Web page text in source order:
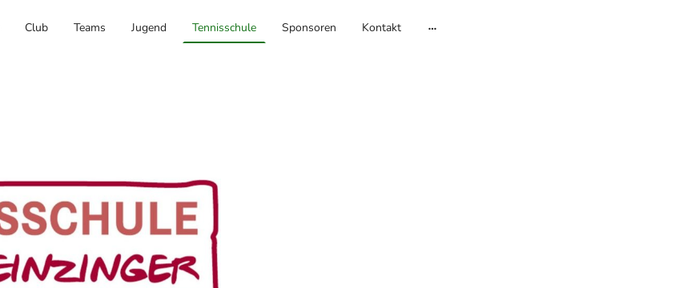
Club Teams Jugend Tennisschule Sponsoren Kontakt